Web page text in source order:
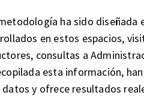
ha sido diseñada
en estos espacios,
consultas a
esta información,
y ofrece resultados